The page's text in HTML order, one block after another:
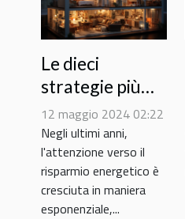
Le dieci
strategie più
efficaci per
risparmiare
energia in casa
12 maggio 2024 02:22
Negli ultimi anni,
l'attenzione verso il
risparmio energetico è
cresciuta in maniera
esponenziale,...